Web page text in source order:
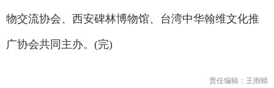
物交流协会、西安碑林博物馆、台湾中华翰维文化推
广协会共同主办。(完)
责任编辑：王雨蜻